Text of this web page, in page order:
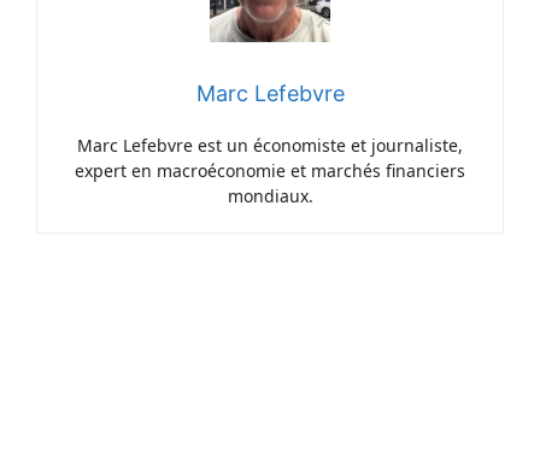
Marc Lefebvre
Marc Lefebvre est un économiste et journaliste,
expert en macroéconomie et marchés financiers
mondiaux.